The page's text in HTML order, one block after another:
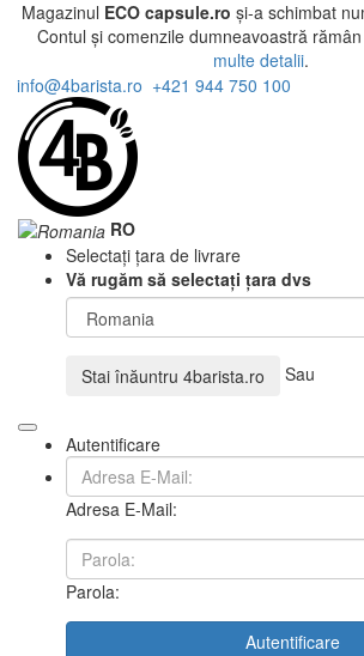
Magazinul ECO capsule.ro și-a schimbat
Contul și comenzile dumneavoastră
multe detalii.
info@4barista.ro +421 944 750 100
RO
Selectați țara de livrare
Vă rugăm să selectați țara dvs
Stai înăuntru 4barista.ro Sau
Autentificare
Adresa E-Mail:
Parola:
Autentificare